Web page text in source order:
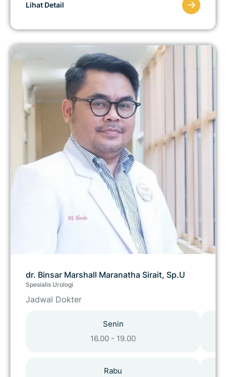
Lihat Detail
dr. Binsar Marshall Maranatha Sirait, Sp.U
Spesialis Urologi
Jadwal Dokter
Senin
16.00 - 19.00
Rabu